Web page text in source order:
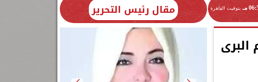
مـ بتوقيت القاهرة مقال رئيس التحرير